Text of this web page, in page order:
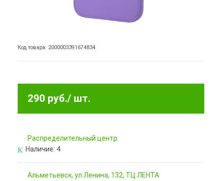
Код товара: 2000003391674834
290 руб./ шт.
Pаспределительный центр
Наличие: 4
Альметьевск, ул.Ленина, 132, ТЦ ЛЕНТА